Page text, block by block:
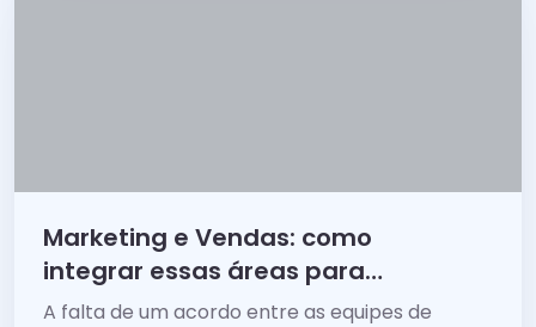
Marketing e Vendas: como
integrar essas áreas para
vender mais
A falta de um acordo entre as equipes de